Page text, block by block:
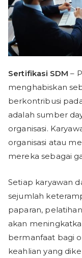
Sertifikasi SDM –
menghabiskan
berkontribusi
adalah sumber
organisasi.
organisasi atau
mereka sebagai
Setiap karyawan
sejumlah
paparan,
akan
bermanfaat bagi
keahlian yang